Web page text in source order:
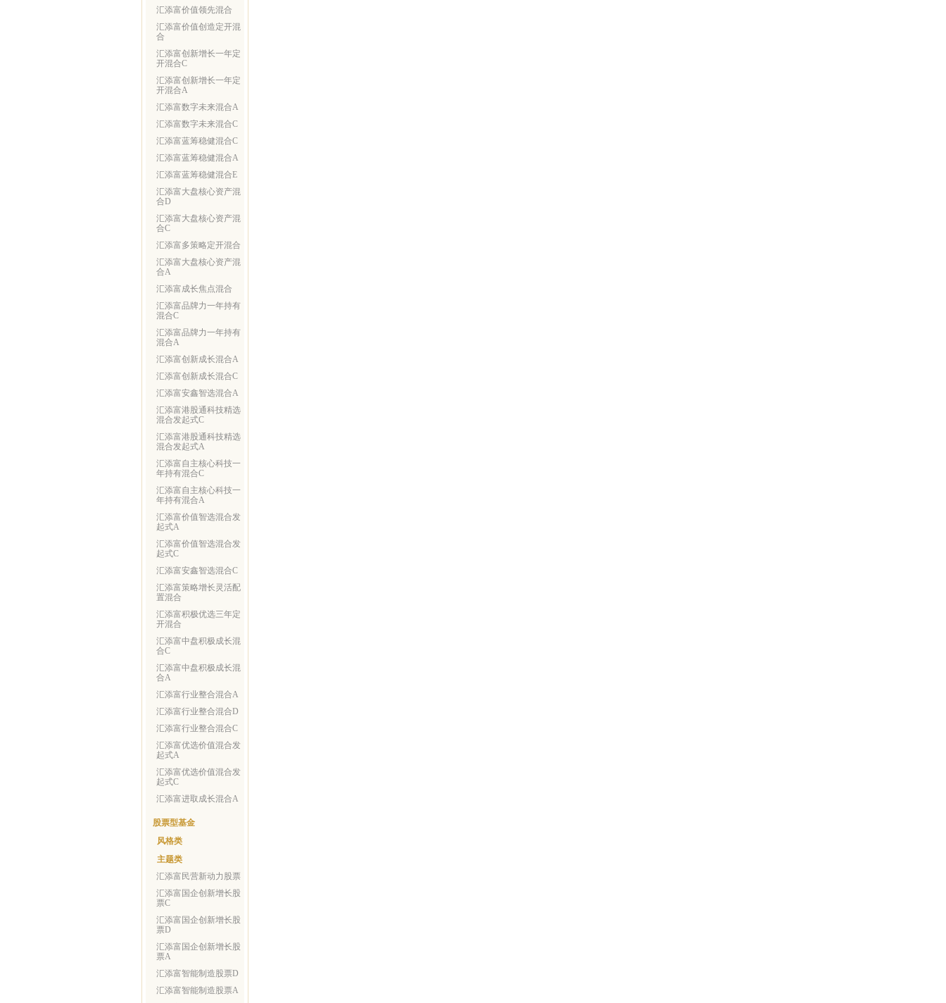
汇添富价值领先混合
汇添富价值创造定开混
合
汇添富创新增长一年定
开混合C
汇添富创新增长一年定
开混合A
汇添富数字未来混合A
汇添富数字未来混合C
汇添富蓝筹稳健混合C
汇添富蓝筹稳健混合A
汇添富蓝筹稳健混合E
汇添富大盘核心资产混
合D
汇添富大盘核心资产混
合C
汇添富多策略定开混合
汇添富大盘核心资产混
合A
汇添富成长焦点混合
汇添富品牌力一年持有
混合C
汇添富品牌力一年持有
混合A
汇添富创新成长混合A
汇添富创新成长混合C
汇添富安鑫智选混合A
汇添富港股通科技精选
混合发起式C
汇添富港股通科技精选
混合发起式A
汇添富自主核心科技一
年持有混合C
汇添富自主核心科技一
年持有混合A
汇添富价值智选混合发
起式A
汇添富价值智选混合发
起式C
汇添富安鑫智选混合C
汇添富策略增长灵活配
置混合
汇添富积极优选三年定
开混合
汇添富中盘积极成长混
合C
汇添富中盘积极成长混
合A
汇添富行业整合混合A
汇添富行业整合混合D
汇添富行业整合混合C
汇添富优选价值混合发
起式A
汇添富优选价值混合发
起式C
汇添富进取成长混合A
股票型基金
风格类
主题类
汇添富民营新动力股票
汇添富国企创新增长股
票C
汇添富国企创新增长股
票D
汇添富国企创新增长股
票A
汇添富智能制造股票D
汇添富智能制造股票A